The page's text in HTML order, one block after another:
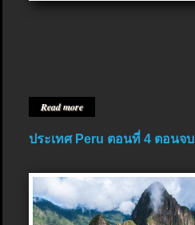
Read more
ประเทศ Peru ตอนที่ 4 ตอนจบ